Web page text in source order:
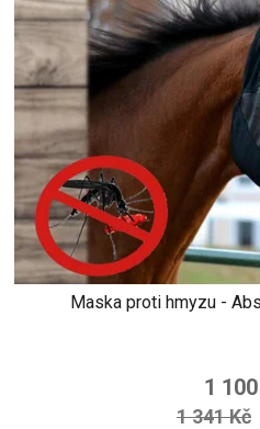
Maska proti hmyzu -
1
1 341 Kč